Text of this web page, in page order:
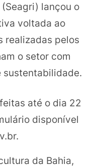
lançou o
voltada ao
realizadas pelos
o setor com
até o dia 22
disponível
da Bahia,